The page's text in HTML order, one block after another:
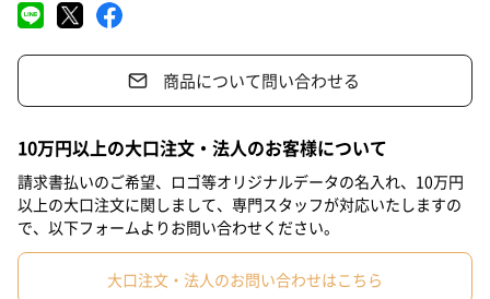
希少価値の高い究極のプレミアムセレクション！
最上級の喜びと幸せを大切なあの方へ！！
0566珈琲製作所の粋を結集させた至極の8種！
#男子大学生
#義母 #義父 #部下女性 #部下男性
#同僚男性 #同僚女性 #上司男性 #上司女性 #祖父
#祖母 #母親 #父親 #妻 #夫 #女性 #男性
商品について問い合わせる
10万円以上の大口注文・法人のお客様について
請求書払いのご希望、ロゴ等オリジナルデータの名入れ、10万円
以上の大口注文に関しまして、専門スタッフが対応いたしますの
で、以下フォームよりお問い合わせください。
大口注文・法人のお問い合わせはこちら